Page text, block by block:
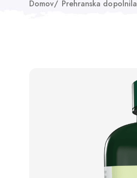
Domov/ Prehranska dopolnila